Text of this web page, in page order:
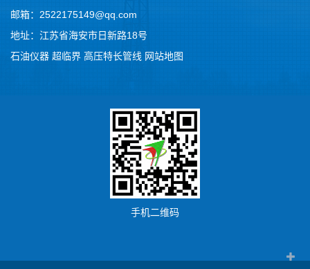
邮箱：2522175149@qq.com
地址：江苏省海安市日新路18号
石油仪器 超临界 高压特长管线 网站地图
手机二维码